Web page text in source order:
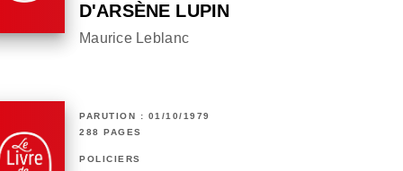
D'ARSÈNE LUPIN
Maurice Leblanc
PARUTION : 01/10/1979
288 PAGES
POLICIERS